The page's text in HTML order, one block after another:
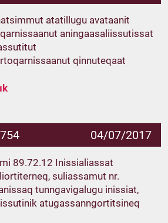
atatillugu avataanit
aningaasaliissutissat
qinnuteqaat
04/07/2017
89.72.12 Inissialiassat
suliassamut nr.
tunngavigalugu inissiat,
atugassanngortitsineq